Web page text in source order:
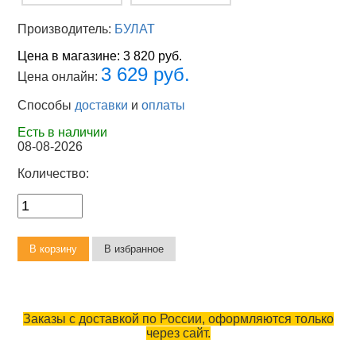
Производитель: БУЛАТ
Цена в магазине:3 820 руб.
Цена онлайн: 3 629 руб.
Способы доставки иоплаты
Есть в наличии
08-08-2026
Количество:
Заказы с доставкой по России, оформляются только
через сайт.